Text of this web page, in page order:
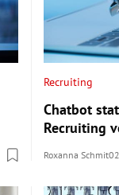
Recruiting
Chatbot
Recruiting
Roxanna Schmit